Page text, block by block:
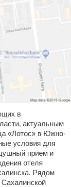
в
актуальным
«Лотос» в Южно-
условия для
прием и
отеля
Рядом
Сахалинской